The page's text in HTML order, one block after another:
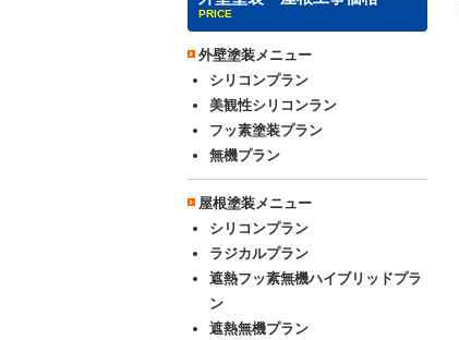
PRICE
外壁塗装メニュー
シリコンプラン
美観性シリコンラン
フッ素塗装プラン
無機プラン
屋根塗装メニュー
シリコンプラン
ラジカルプラン
遮熱フッ素無機ハイブリッドプラ
ン
遮熱無機プラン